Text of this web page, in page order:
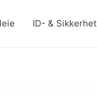
ID- & Sikkerhet